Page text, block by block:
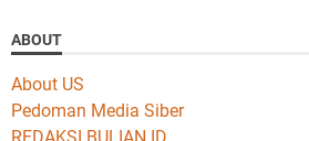
ABOUT
About US
Pedoman Media Siber